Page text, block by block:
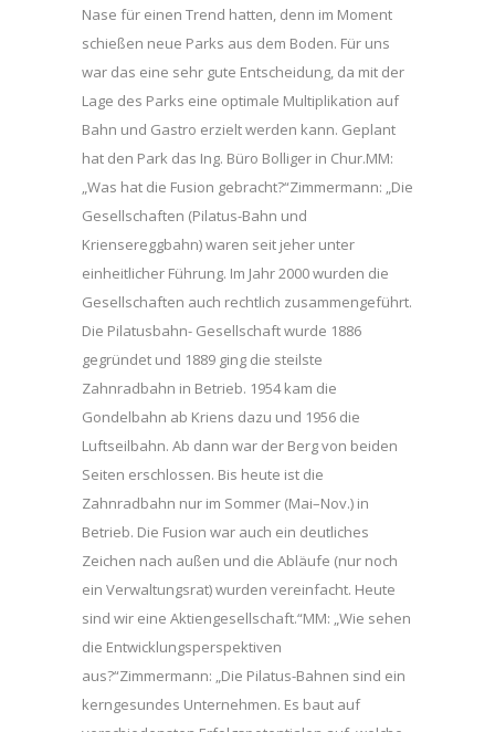
Nase für einen Trend hatten, denn im Moment
schießen neue Parks aus dem Boden. Für uns
war das eine sehr gute Entscheidung, da mit der
Lage des Parks eine optimale Multiplikation auf
Bahn und Gastro erzielt werden kann. Geplant
hat den Park das Ing. Büro Bolliger in Chur.MM:
„Was hat die Fusion gebracht?“Zimmermann: „Die
Gesellschaften (Pilatus-Bahn und
Kriensereggbahn) waren seit jeher unter
einheitlicher Führung. Im Jahr 2000 wurden die
Gesellschaften auch rechtlich zusammengeführt.
Die Pilatusbahn- Gesellschaft wurde 1886
gegründet und 1889 ging die steilste
Zahnradbahn in Betrieb. 1954 kam die
Gondelbahn ab Kriens dazu und 1956 die
Luftseilbahn. Ab dann war der Berg von beiden
Seiten erschlossen. Bis heute ist die
Zahnradbahn nur im Sommer (Mai–Nov.) in
Betrieb. Die Fusion war auch ein deutliches
Zeichen nach außen und die Abläufe (nur noch
ein Verwaltungsrat) wurden vereinfacht. Heute
sind wir eine Aktiengesellschaft.“MM: „Wie sehen
die Entwicklungsperspektiven
aus?“Zimmermann: „Die Pilatus-Bahnen sind ein
kerngesundes Unternehmen. Es baut auf